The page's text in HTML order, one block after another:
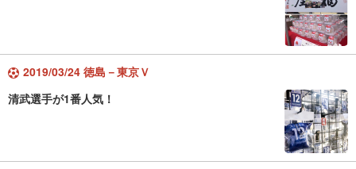
2019/03/24 徳島－東京Ｖ
清武選手が1番人気！